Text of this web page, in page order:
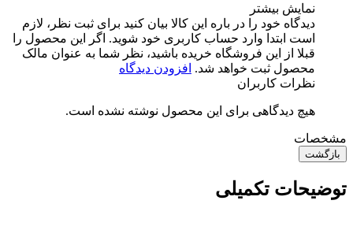
نمایش بیشتر
دیدگاه خود را در باره این کالا بیان کنید برای ثبت نظر، لازم
است ابتدا وارد حساب کاربری خود شوید. اگر این محصول را
قبلا از این فروشگاه خریده باشید، نظر شما به عنوان مالک
محصول ثبت خواهد شد. افزودن دیدگاه
نظرات کاربران
هیچ دیدگاهی برای این محصول نوشته نشده است.
مشخصات
بازگشت
توضیحات تکمیلی